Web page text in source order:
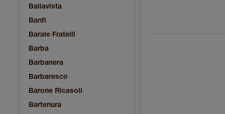
Ballavista
Banfi
Barale Fratelli
Barba
Barbanera
Barbaresco
Barone Ricasoli
Bartenura